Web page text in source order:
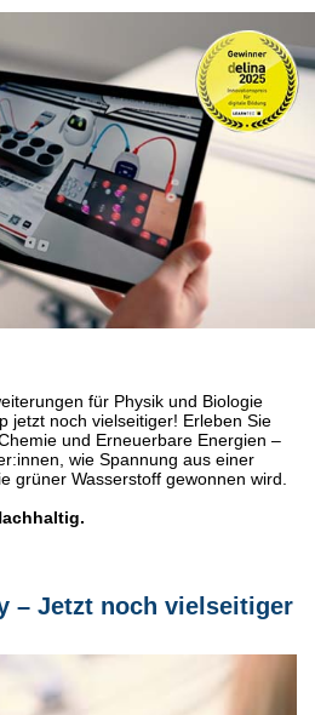
für Physik und Biologie
jetzt noch vielseitiger! Erleben Sie
und Erneuerbare Energien –
wie Spannung aus einer
grüner Wasserstoff gewonnen wird.
– Jetzt noch vielseitiger